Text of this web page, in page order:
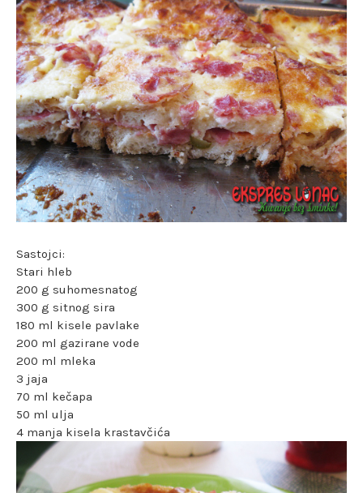
Sastojci:
Stari hleb
200 g suhomesnatog
300 g sitnog sira
180 ml kisele pavlake
200 ml gazirane vode
200 ml mleka
3 jaja
70 ml kečapa
50 ml ulja
4 manja kisela krastavčića